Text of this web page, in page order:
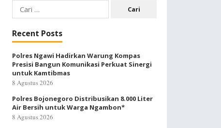
Cari
untuk:
Recent Posts
Polres Ngawi Hadirkan Warung Kompas
Presisi Bangun Komunikasi Perkuat Sinergi
untuk Kamtibmas
8 Agustus 2026
Polres Bojonegoro Distribusikan 8.000 Liter
Air Bersih untuk Warga Ngambon*
8 Agustus 2026